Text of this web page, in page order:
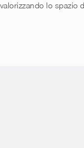
lo spazio